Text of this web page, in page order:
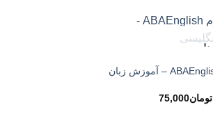
ناموجود
اکانت پرمیوم ABAEnglish – آموزش زبان
تومان75,000محدوده